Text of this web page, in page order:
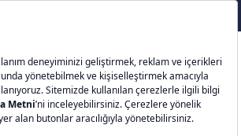
– Prozon. Prozon markası ve
Teknoloji Çözümleri Anonim
Danışmanlık Limited Şirketi’nin
ve teknoloji şirketidir.